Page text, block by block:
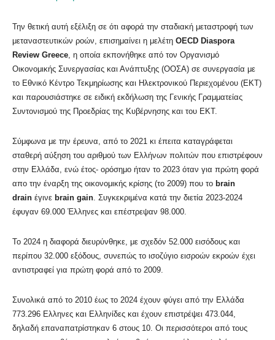
Την θετική αυτή εξέλιξη σε ότι αφορά την σταδιακή μεταστροφή των
μεταναστευτικών ροών, επισημαίνει η μελέτη OECD Diaspora
Review Greece, η οποία εκπονήθηκε από τον Οργανισμό
Οικονομικής Συνεργασίας και Ανάπτυξης (ΟΟΣΑ) σε συνεργασία με
το Εθνικό Κέντρο Τεκμηρίωσης και Ηλεκτρονικού Περιεχομένου (ΕΚΤ)
και παρουσιάστηκε σε ειδική εκδήλωση της Γενικής Γραμματείας
Συντονισμού της Προεδρίας της Κυβέρνησης και του ΕΚΤ.
Σύμφωνα με την έρευνα, από το 2021 κι έπειτα καταγράφεται
σταθερή αύξηση του αριθμού των Ελλήνων πολιτών που επιστρέφουν
στην Ελλάδα, ενώ έτος- ορόσημο ήταν το 2023 όταν για πρώτη φορά
απο την έναρξη της οικονομικής κρίσης (το 2009) που το brain
drain έγινε brain gain. Συγκεκριμένα κατά την διετία 2023-2024
έφυγαν 69.000 Έλληνες και επέστρεψαν 98.000.
Το 2024 η διαφορά διευρύνθηκε, με σχεδόν 52.000 εισόδους και
περίπου 32.000 εξόδους, συνεπώς το ισοζύγιο εισροών εκροών έχει
αντιστραφεί για πρώτη φορά από το 2009.
Συνολικά από το 2010 έως το 2024 έχουν φύγει από την Ελλάδα
773.296 Ελληνες και Ελληνίδες και έχουν επιστρέψει 473.044,
δηλαδή επαναπατρίστηκαν 6 στους 10. Οι περισσότεροι από τους